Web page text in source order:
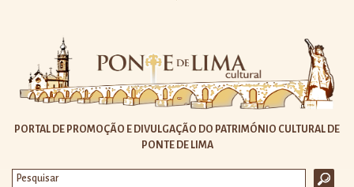
PORTAL DE PROMOÇÃO E DIVULGAÇÃO DO PATRIMÓNIO CULTURAL DE
PONTE DE LIMA